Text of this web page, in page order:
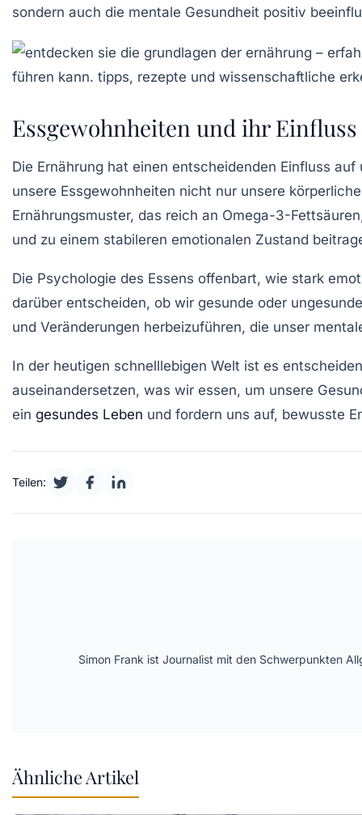
sondern auch die mentale Gesundheit positiv
Essgewohnheiten und ihr
Die Ernährung hat einen entscheidenden Einfluss
unsere Essgewohnheiten nicht nur unsere
Ernährungsmuster, das reich an Omega-3-Fettsäuren
und zu einem stabileren emotionalen Zustand
Die Psychologie des Essens offenbart, wie stark
darüber entscheiden, ob wir gesunde oder
und Veränderungen herbeizuführen, die unser
In der heutigen schnelllebigen Welt ist es
auseinandersetzen, was wir essen, um unsere
ein gesundes Leben und fordern uns auf, bewusste
Teilen:
Simon Frank ist Journalist mit den Schwerpunkten
Ähnliche Artikel